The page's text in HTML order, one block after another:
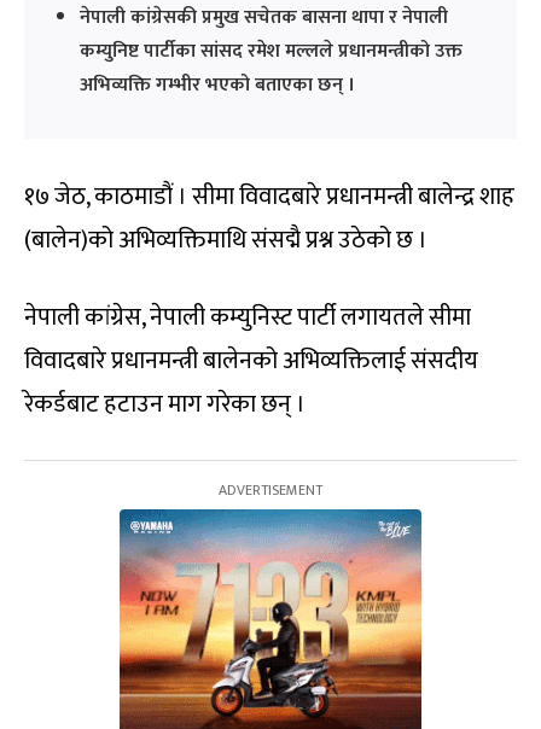
नेपाली कांग्रेसकी प्रमुख सचेतक बासना थापा र नेपाली
कम्युनिष्ट पार्टीका सांसद रमेश मल्लले प्रधानमन्त्रीको उक्त
अभिव्यक्ति गम्भीर भएको बताएका छन् ।
१७ जेठ, काठमाडौं । सीमा विवादबारे प्रधानमन्त्री बालेन्द्र शाह
(बालेन)को अभिव्यक्तिमाथि संसद्मै प्रश्न उठेको छ ।
नेपाली कांग्रेस, नेपाली कम्युनिस्ट पार्टी लगायतले सीमा
विवादबारे प्रधानमन्त्री बालेनको अभिव्यक्तिलाई संसदीय
रेकर्डबाट हटाउन माग गरेका छन् ।